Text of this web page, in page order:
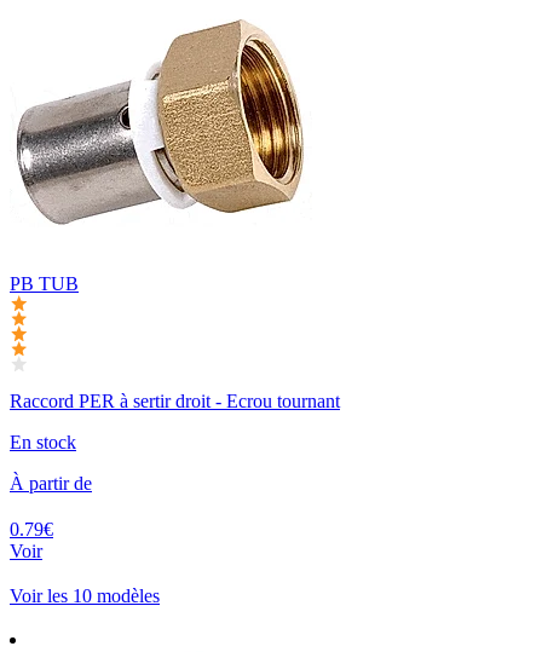
PB TUB
Raccord PER à sertir droit - Ecrou tournant
En stock
À partir de
0.79€
Voir
Voir les 10 modèles